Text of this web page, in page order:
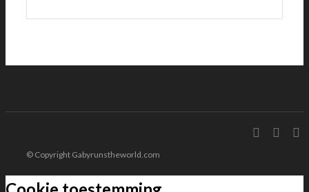
© Copyright Gabyrunstheworld.com